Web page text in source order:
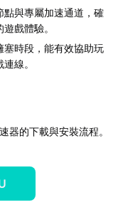
點與專屬加速通道，確
戲體驗。
塞時段，能有效協助玩
線。
器的下載與安裝流程。